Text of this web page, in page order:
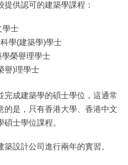
供認可的建築學課程：
學士
學(建築學)學士
榮譽理學士
譽)理學士
完成建築學的碩士學位，這通常
的是，只有香港大學、香港中文
士學位課程。
設計公司進行兩年的實習。